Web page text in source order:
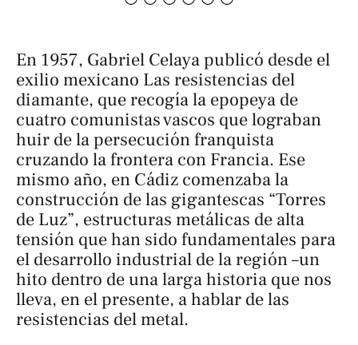
En 1957, Gabriel Celaya publicó desde el
exilio mexicano Las resistencias del
diamante, que recogía la epopeya de
cuatro comunistas vascos que lograban
huir de la persecución franquista
cruzando la frontera con Francia. Ese
mismo año, en Cádiz comenzaba la
construcción de las gigantescas “Torres
de Luz”, estructuras metálicas de alta
tensión que han sido fundamentales para
el desarrollo industrial de la región –un
hito dentro de una larga historia que nos
lleva, en el presente, a hablar delas
resistencias del metal.